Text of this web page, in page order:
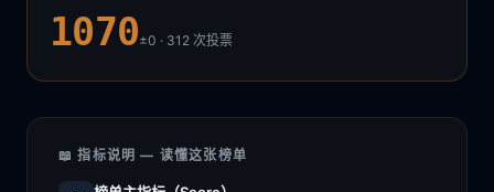
1070±0 · 312次投票
📖 指标说明 — 读懂这张榜单